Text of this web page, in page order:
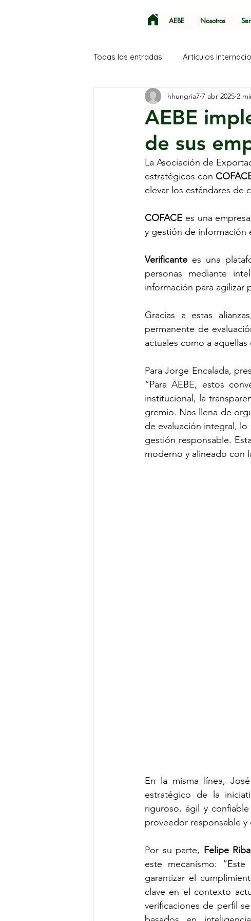
AEBE Nosotros
Todas las entradas Artículos
Corea del Sur
AEBE
de sus
hhungria7 7 abr 2025 2
La Asociación de
estratégicos con
elevar los estándares de
COFACE es una
y gestión de información
Verificante es una
personas mediante
información para agilizar
Gracias a estas
permanente de
actuales como a
Para Jorge Encalada,
“Para AEBE, estos
institucional, la
gremio. Nos llena de
de evaluación integral,
gestión responsable.
moderno y alineado con
En la misma línea,
estratégico de la
riguroso, ágil y
proveedor responsable
Por su parte, Felipe
este mecanismo:
garantizar el
clave en el contexto
verificaciones de perfil